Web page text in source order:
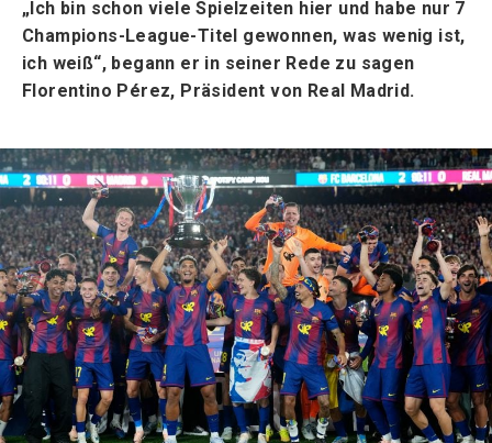
„Ich bin schon viele Spielzeiten hier und habe nur 7
Champions-League-Titel gewonnen, was wenig ist,
ich weiß“, begann er in seiner Rede zu sagen
Florentino Pérez, Präsident von Real Madrid.